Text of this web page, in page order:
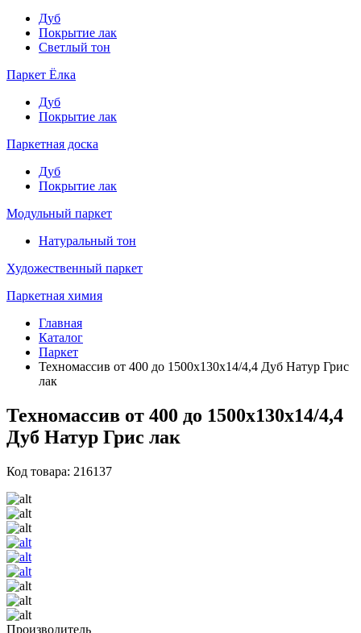
Дуб
Покрытие лак
Светлый тон
Паркет Ёлка
Дуб
Покрытие лак
Паркетная доска
Дуб
Покрытие лак
Модульный паркет
Натуральный тон
Художественный паркет
Паркетная химия
Главная
Каталог
Паркет
Техномассив от 400 до 1500х130х14/4,4 Дуб Натур Грис
лак
Техномассив от 400 до 1500х130х14/4,4
Дуб Натур Грис лак
Код товара: 216137
Производитель